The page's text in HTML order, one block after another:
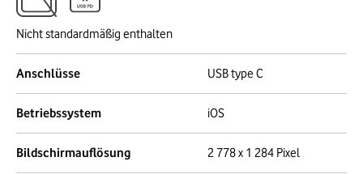
Nicht standardmäßig enthalten
Anschlüsse USB type C
Betriebssystem iOS
Bildschirmauflösung 2 778 x 1 284 Pixel